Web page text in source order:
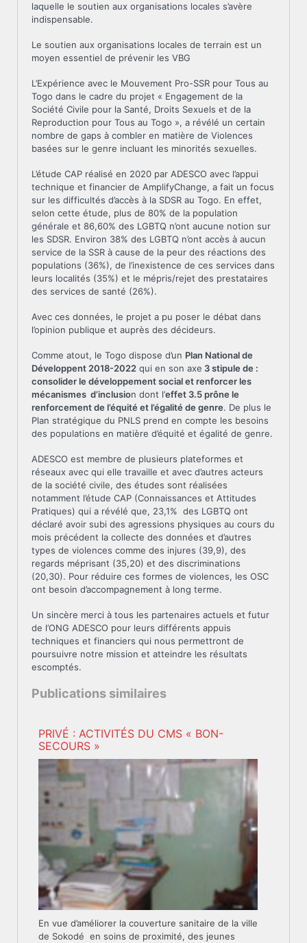
laquelle le soutien aux organisations locales s’avère
indispensable.
Le soutien aux organisations locales de terrain est un
moyen essentiel de prévenir les VBG
L’Expérience avec le Mouvement Pro-SSR pour Tous au
Togo dans le cadre du projet « Engagement de la
Société Civile pour la Santé, Droits Sexuels et de la
Reproduction pour Tous au Togo », a révélé un certain
nombre de gaps à combler en matière de Violences
basées sur le genre incluant les minorités sexuelles.
L’étude CAP réalisé en 2020 par ADESCO avec l’appui
technique et financier de AmplifyChange, a fait un focus
sur les difficultés d’accès à la SDSR au Togo. En effet,
selon cette étude, plus de 80% de la population
générale et 86,60% des LGBTQ n’ont aucune notion sur
les SDSR. Environ 38% des LGBTQ n’ont accès à aucun
service de la SSR à cause de la peur des réactions des
populations (36%), de l’inexistence de ces services dans
leurs localités (35%) et le mépris/rejet des prestataires
des services de santé (26%).
Avec ces données, le projet a pu poser le débat dans
l’opinion publique et auprès des décideurs.
Comme atout, le Togo dispose d’un Plan National de
Développent 2018-2022 qui en son axe 3 stipule de :
consolider le développement social et renforcer les
mécanismes d’inclusion dont l’effet 3.5 prône le
renforcement de l’équité et l’égalité de genre. De plus le
Plan stratégique du PNLS prend en compte les besoins
des populations en matière d’équité et égalité de genre.
ADESCO est membre de plusieurs plateformes et
réseaux avec qui elle travaille et avec d’autres acteurs
de la société civile, des études sont réalisées
notamment l’étude CAP (Connaissances et Attitudes
Pratiques) qui a révélé que, 23,1% des LGBTQ ont
déclaré avoir subi des agressions physiques au cours du
mois précédent la collecte des données et d’autres
types de violences comme des injures (39,9), des
regards méprisant (35,20) et des discriminations
(20,30). Pour réduire ces formes de violences, les OSC
ont besoin d’accompagnement à long terme.
Un sincère merci à tous les partenaires actuels et futur
de l’ONG ADESCO pour leurs différents appuis
techniques et financiers qui nous permettront de
poursuivre notre mission et atteindre les résultats
escomptés.
Publications similaires
PRIVÉ : ACTIVITÉS DU CMS « BON-
SECOURS »
En vue d’améliorer la couverture sanitaire de la ville
de Sokodé en soins de proximité, des jeunes